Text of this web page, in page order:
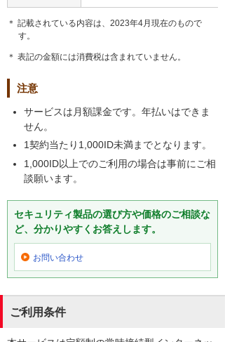
＊ 記載されている内容は、2023年4月現在のもので
す。
＊ 表記の金額には消費税は含まれていません。
注意
サービスは月額課金です。年払いはできま
せん。
1契約当たり1,000ID未満までとなります。
1,000ID以上でのご利用の場合は事前にご相
談願います。
セキュリティ製品の選び方や価格のご相談な
ど、分かりやすくお答えします。
お問い合わせ
ご利用条件